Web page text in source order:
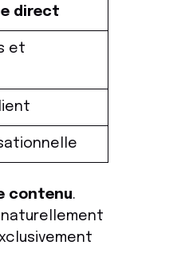
direct
et
contenu.